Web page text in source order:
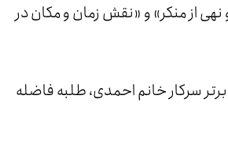
از منکر» و «نقش زمان و مکان در
برتر سرکار خانم احمدی، طلبه فاضله